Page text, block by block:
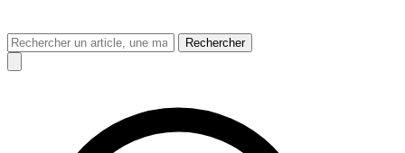
Rechercher